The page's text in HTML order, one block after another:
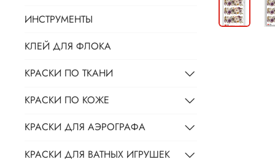
ИНСТРУМЕНТЫ
КЛЕЙ ДЛЯ ФЛОКА
КРАСКИ ПО ТКАНИ
КРАСКИ ПО КОЖЕ
КРАСКИ ДЛЯ АЭРОГРАФА
КРАСКИ ДЛЯ ВАТНЫХ ИГРУШЕК